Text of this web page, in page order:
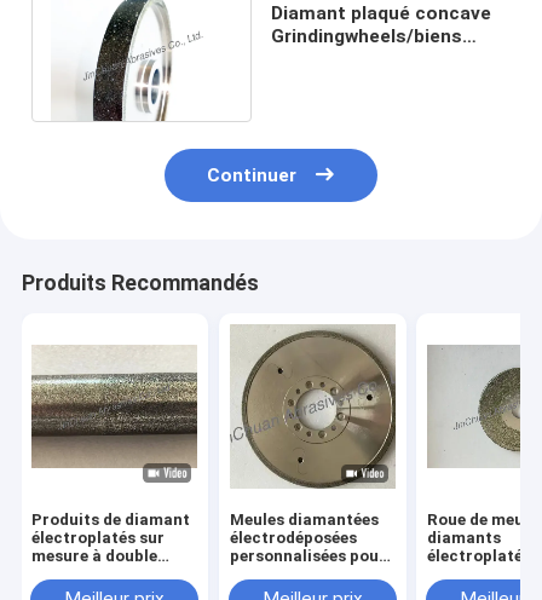
Diamant plaqué concave
Grindingwheels/biens
Continuer
Produits Recommandés
Produits de diamant
électroplatés sur
mesure à double
Meules diamantées
électrodéposées
personnalisées pour
fonte
Roue de
diamants
électroplatée,
grès numéro